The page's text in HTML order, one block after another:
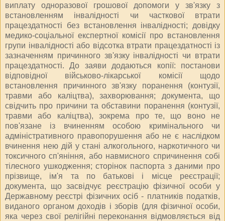
виплату одноразової грошової допомоги у зв'язку з
встановленням інвалідності чи часткової втрати
працездатності без встановлення інвалідності; довідку
медико-соціальної експертної комісії про встановлення
групи інвалідності або відсотка втрати працездатності із
зазначенням причинного зв'язку інвалідності чи втрати
працездатності. До заяви додаються копії: постанови
відповідної військово-лікарської комісії щодо
встановлення причинного зв'язку поранення (контузії,
травми або каліцтва), захворювання; документа, що
свідчить про причини та обставини поранення (контузії,
травми або каліцтва), зокрема про те, що воно не
пов'язане із вчиненням особою кримінального чи
адміністративного правопорушення або не є наслідком
вчинення нею дій у стані алкогольного, наркотичного чи
токсичного сп'яніння, або навмисного спричинення собі
тілесного ушкодження; сторінок паспорта з даними про
прізвище, ім'я та по батькові і місце реєстрації;
документа, що засвідчує реєстрацію фізичної особи у
Державному реєстрі фізичних осіб - платників податків,
виданого органом доходів і зборів (для фізичної особи,
яка через свої релігійні переконання відмовляється від